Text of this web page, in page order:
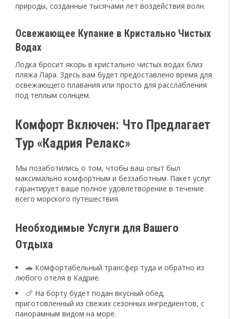
природы, созданные тысячами лет воздействия волн.
Освежающее Купание в Кристально Чистых
Водах
Лодка бросит якорь в кристально чистых водах близ
пляжа Лара. Здесь вам будет предоставлено время для
освежающего плавания или просто для расслабления
под теплым солнцем.
Комфорт Включен: Что Предлагает
Тур «Кадрия Релакс»
Мы позаботились о том, чтобы ваш опыт был
максимально комфортным и беззаботным. Пакет услуг
гарантирует ваше полное удовлетворение в течение
всего морского путешествия.
Необходимые Услуги для Вашего
Отдыха
🚗 Комфортабельный трансфер туда и обратно из
любого отеля в Кадрие.
🍗 На борту будет подан вкусный обед,
приготовленный из свежих сезонных ингредиентов, с
панорамным видом на море.